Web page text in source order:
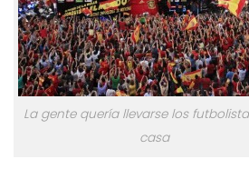
La gente quería llevarse los
casa